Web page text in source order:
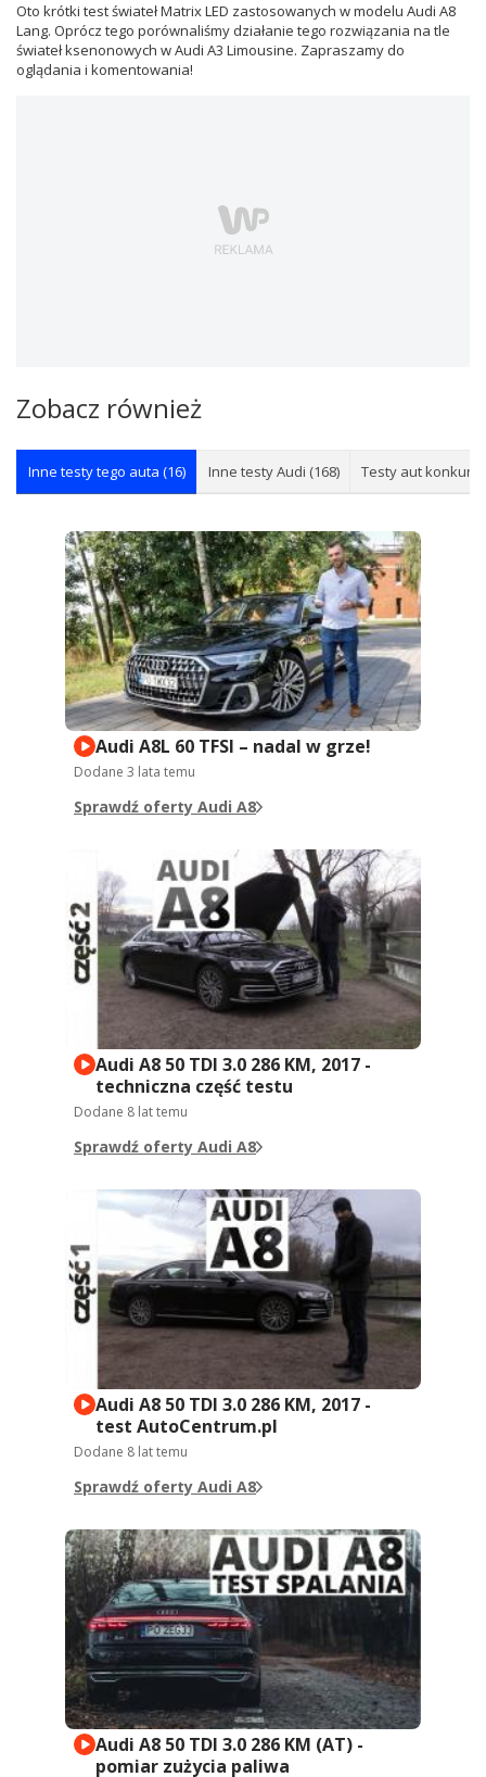
Oto krótki test świateł Matrix LED zastosowanych w modelu Audi A8
Lang. Oprócz tego porównaliśmy działanie tego rozwiązania na tle
świateł ksenonowych w Audi A3 Limousine. Zapraszamy do
oglądania i komentowania!
Zobacz również
Inne testy tego auta (16) Inne testy Audi (168) Testy aut
Audi A8L 60 TFSI – nadal w grze!
Dodane 3 lata temu
Sprawdź oferty Audi A8
Audi A8 50 TDI 3.0 286 KM, 2017 -
techniczna część testu
Dodane 8 lat temu
Sprawdź oferty Audi A8
Audi A8 50 TDI 3.0 286 KM, 2017 -
test AutoCentrum.pl
Dodane 8 lat temu
Sprawdź oferty Audi A8
Audi A8 50 TDI 3.0 286 KM (AT) -
pomiar zużycia paliwa